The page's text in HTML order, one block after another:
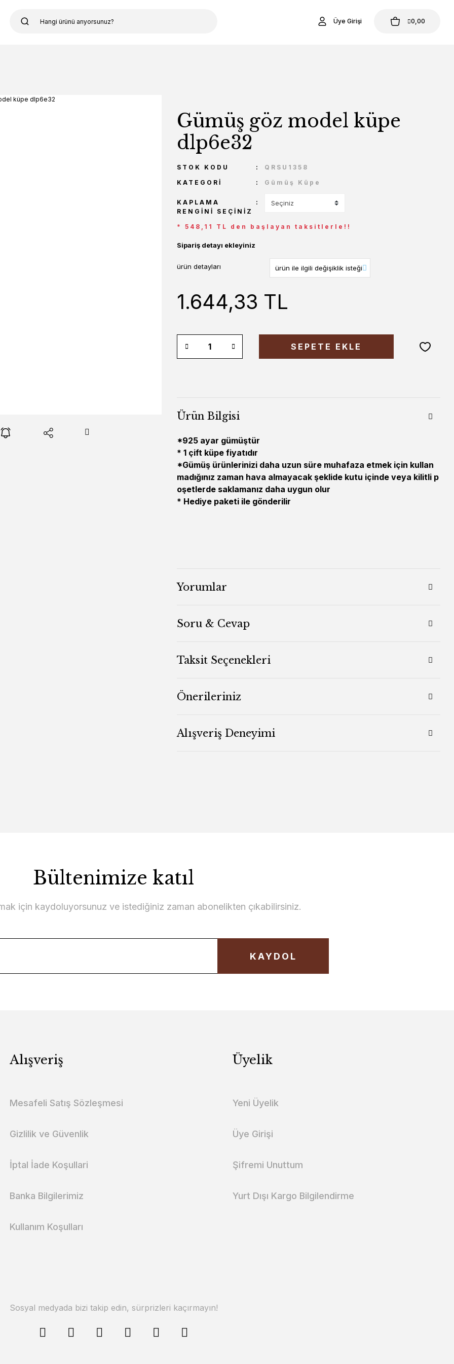
Üye Girişi 0,00
Gümüş göz model küpe
dlp6e32
STOK KODU
QRSU1358
KATEGORI
Gümüş Küpe
KAPLAMA
RENGINI SEÇINIZ
* 548,11 TL den başlayan taksitlerle!!
Sipariş detayı ekleyiniz
ürün detayları
1.644,33 TL
SEPETE EKLE
Ürün Bilgisi
*925 ayar gümüştür
* 1 çift küpe fiyatıdır
*Gümüş ürünlerinizi daha uzun süre muhafaza etmek için kullan
madığınız zaman hava almayacak şeklide kutu içinde veya kilitli p
oşetlerde saklamanız daha uygun olur
* Hediye paketi ile gönderilir
Yorumlar
Soru & Cevap
Taksit Seçenekleri
Önerileriniz
Alışveriş Deneyimi
Bültenimize katıl
için kaydoluyorsunuz ve istediğiniz zaman abonelikten çıkabilirsiniz.
KAYDOL
Alışveriş
Mesafeli Satış Sözleşmesi
Gizlilik ve Güvenlik
İptal İade Koşullari
Banka Bilgilerimiz
Kullanım Koşulları
Üyelik
Yeni Üyelik
Üye Girişi
Şifremi Unuttum
Yurt Dışı Kargo Bilgilendirme
Sosyal medyada bizi takip edin, sürprizleri kaçırmayın!